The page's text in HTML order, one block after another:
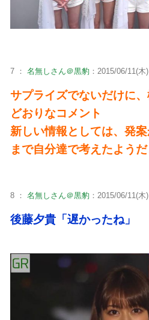
7 ： 名無しさん＠黒豹 ：2015/06/11(
サプライズでないだけに
どおりなコメント
新しい情報としては、発
まで自分達で考えたよう
8 ： 名無しさん＠黒豹 ：2015/06/11(
後藤夕貴「遅かったね」